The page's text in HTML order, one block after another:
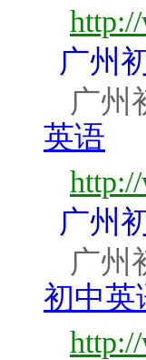
广州
广州
英语
广州
广州
初中英